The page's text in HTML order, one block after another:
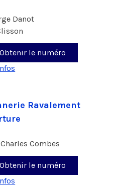
Danot
Obtenir le numéro
Ravalement
Combes
Obtenir le numéro